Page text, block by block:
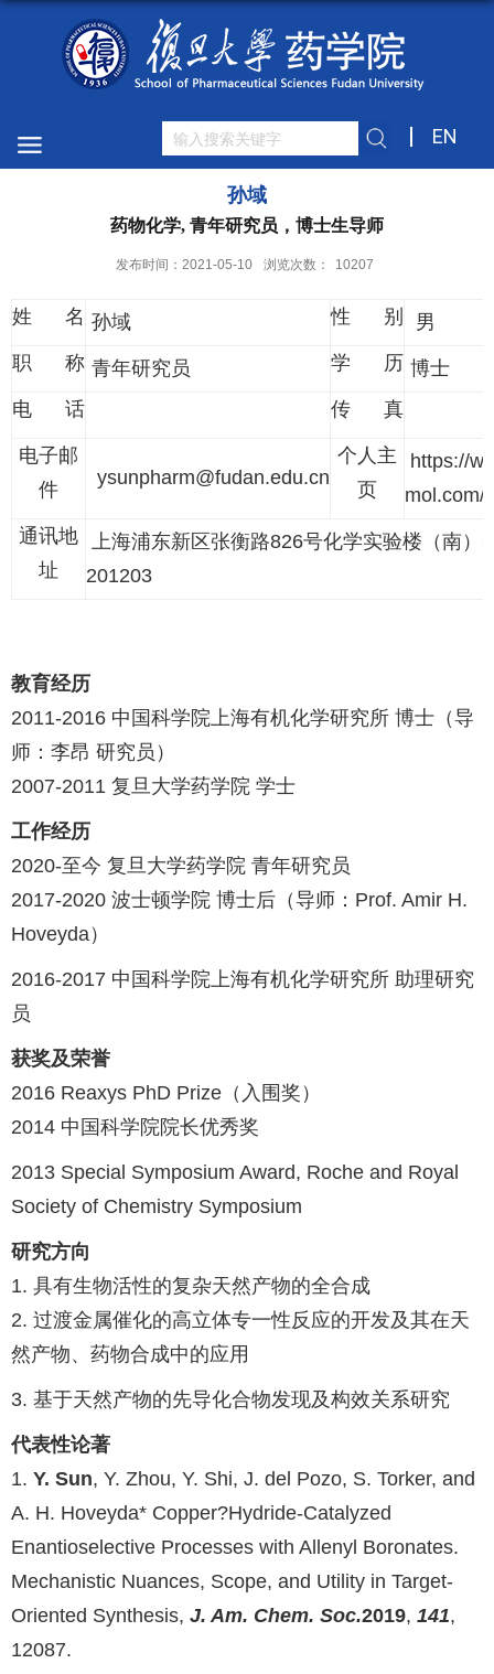
EN
孙域
药物化学, 青年研究员，博士生导师
发布时间：2021-05-10 浏览次数： 10207
姓 名 孙域 性 别
男
职 称 青年研究员 学 历 博士
电 话
传 真
电子邮
件
ysunpharm@fudan.edu.cn
个人主
页
https://
mol.com/
通讯地
址
上海浦东新区张衡路826号化学实验楼（南）
201203
教育经历
2011-2016 中国科学院上海有机化学研究所 博士（导
师：李昂 研究员）
2007-2011 复旦大学药学院 学士
工作经历
2020-至今 复旦大学药学院 青年研究员
2017-2020 波士顿学院 博士后（导师：Prof. Amir H.
Hoveyda）
2016-2017 中国科学院上海有机化学研究所 助理研究
员
获奖及荣誉
2016 Reaxys PhD Prize（入围奖）
2014 中国科学院院长优秀奖
2013 Special Symposium Award, Roche and Royal
Society of Chemistry Symposium
研究方向
1. 具有生物活性的复杂天然产物的全合成
2. 过渡金属催化的高立体专一性反应的开发及其在天
然产物、药物合成中的应用
3. 基于天然产物的先导化合物发现及构效关系研究
代表性论著
1. Y. Sun, Y. Zhou, Y. Shi, J. del Pozo, S. Torker, and
A. H. Hoveyda* Copper?Hydride-Catalyzed
Enantioselective Processes with Allenyl Boronates.
Mechanistic Nuances, Scope, and Utility in Target-
Oriented Synthesis, J. Am. Chem. Soc.2019, 141,
12087.